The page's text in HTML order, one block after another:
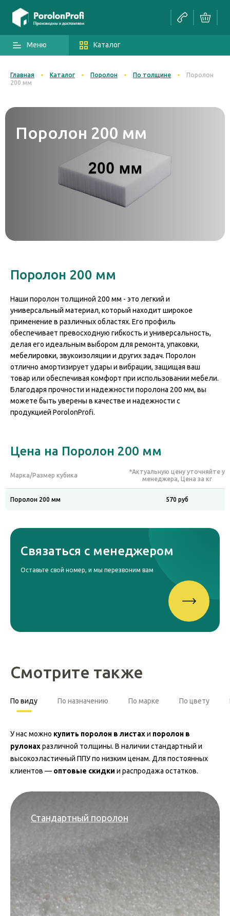
Меню Каталог
Главная Каталог Поролон По толщине
Поролон
200 мм
Поролон 200 мм
Поролон 200 мм
Наши поролон толщиной 200 мм - это легкий и
универсальный материал, который находит широкое
применение в различных областях. Его профиль
обеспечивает превосходную гибкость и универсальность,
делая его идеальным выбором для ремонта, упаковки,
мебелировки, звукоизоляции и других задач. Поролон
отлично амортизирует удары и вибрации, защищая ваш
товар или обеспечивая комфорт при использовании мебели.
Благодаря прочности и надежности поролона 200 мм, вы
можете быть уверены в качестве и надежности с
продукцией PorolonProfi.
Цена на Поролон 200 мм
Марка/Размер кубика
*Актуальную цену уточняйте у
менеджера, Цена за кг
Поролон 200 мм 570 руб
Связаться с менеджером
Оставьте свой номер, и мы перезвоним вам
Смотрите также
По виду По назначению По марке По цвету
У нас можно купить поролон в листахи поролон в
рулонахразличной толщины. В наличии стандартный и
высокоэластичный ППУ по низким ценам. Для постоянных
клиентов — оптовые скидки и распродажа остатков.
Стандартный поролон